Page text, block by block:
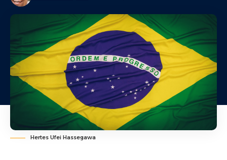
Hertes Ufei Hassegawa